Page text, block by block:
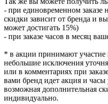
- при единовременном заказе
скидки зависит от бренда и
может достигать 15%)
- при заказе часов в месяц
* в акции принимают участие
небольшие исключения
или в комментариях при
вами бренд идет акция и
возможная дополнительная
индивидуально.